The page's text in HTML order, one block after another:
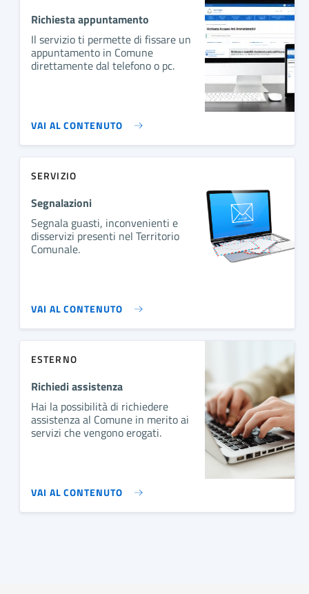
Richiesta appuntamento
Il servizio ti permette di fissare un
appuntamento in Comune
direttamente dal telefono o pc.
VAI AL CONTENUTO
SERVIZIO
Segnalazioni
Segnala guasti, inconvenienti e
disservizi presenti nel Territorio
Comunale.
VAI AL CONTENUTO
ESTERNO
Richiedi assistenza
Hai la possibilità di richiedere
assistenza al Comune in merito ai
servizi che vengono erogati.
VAI AL CONTENUTO